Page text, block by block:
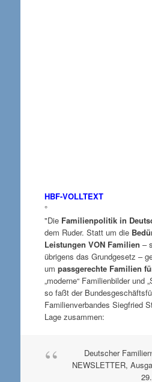
HBF-VOLLTEXT
°
"Die Familienpolitik in
dem Ruder. Statt um die
Leistungen VON Familien –
übrigens das Grundgesetz –
um passgerechte Familien
„moderne“ Familienbilder und
so faßt der
Familienverbandes Siegfried
Lage zusammen:
Deutscher
NEWSLETTER,